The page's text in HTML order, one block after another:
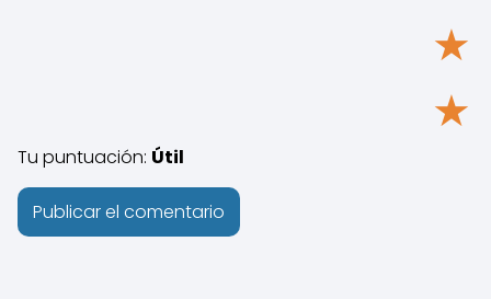
★
★
Tu puntuación: Útil